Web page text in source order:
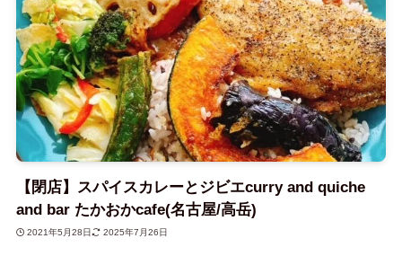
【閉店】スパイスカレーとジビエcurry and quiche
and bar たかおかcafe(名古屋/高岳)
2021年5月28日 2025年7月26日